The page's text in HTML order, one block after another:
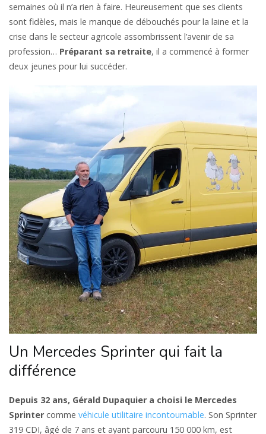
semaines où il n’a rien à faire. Heureusement que ses clients
sont fidèles, mais le manque de débouchés pour la laine et la
crise dans le secteur agricole assombrissent l’avenir de sa
profession… Préparant sa retraite, il a commencé à former
deux jeunes pour lui succéder.
Un Mercedes Sprinter qui fait la
différence
Depuis 32 ans, Gérald Dupaquier a choisi le Mercedes
Sprinter comme véhicule utilitaire incontournable. Son Sprinter
319 CDI, âgé de 7 ans et ayant parcouru 150 000 km, est